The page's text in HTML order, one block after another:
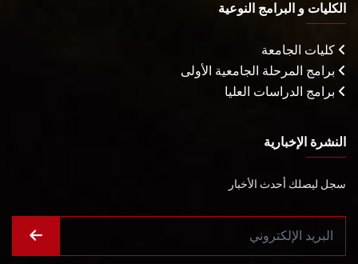
الكليات و البرامج النوعية
كليات الجامعة
برامج المرحلة الجامعية الأولى
برامج الدراسات العليا
النشرة الإخبارية
سجل ليصلك أحدث الأخبار